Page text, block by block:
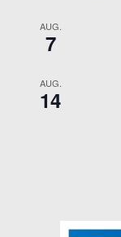
AUG.
7
AUG.
14